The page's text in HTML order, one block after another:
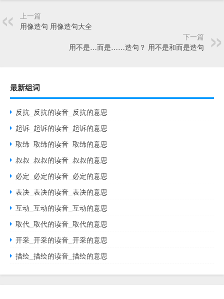
上一篇
用像造句 用像造句大全
下一篇
用不是…而是……造句？ 用不是和而是造句
最新组词
反抗_反抗的读音_反抗的意思
起诉_起诉的读音_起诉的意思
取缔_取缔的读音_取缔的意思
叔叔_叔叔的读音_叔叔的意思
必定_必定的读音_必定的意思
表决_表决的读音_表决的意思
互动_互动的读音_互动的意思
取代_取代的读音_取代的意思
开采_开采的读音_开采的意思
描绘_描绘的读音_描绘的意思